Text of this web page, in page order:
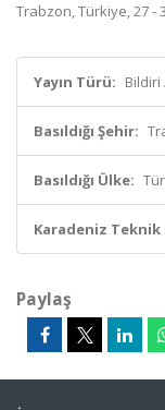
Trabzon, Türkiye, 27 -
Yayın Türü: Bildiri
Basıldığı Şehir:
Basıldığı Ülke:
Karadeniz
Paylaş